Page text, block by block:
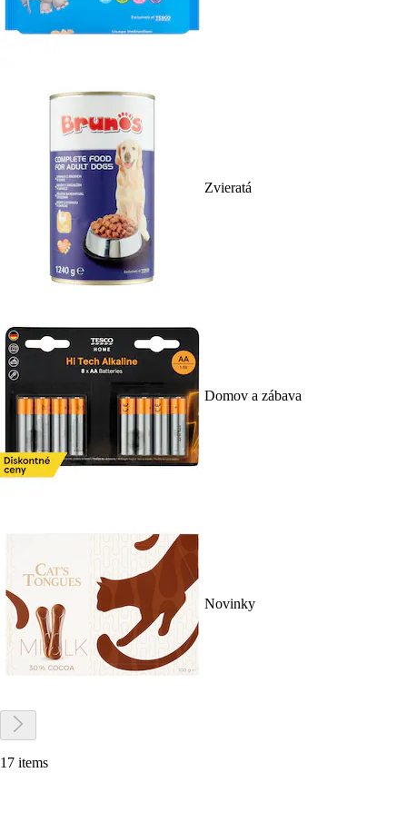
Zvieratá
Domov a zábava
Novinky
17 items